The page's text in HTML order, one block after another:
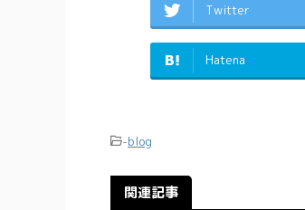
Twitter
Hatena
-blog
関連記事